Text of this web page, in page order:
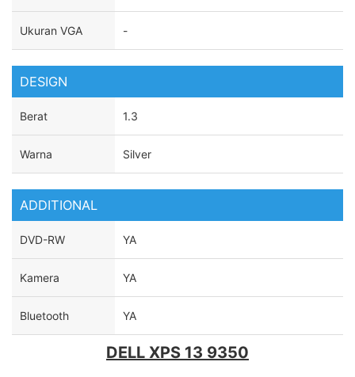
Ukuran VGA -
DESIGN
Berat 1.3
Warna Silver
ADDITIONAL
DVD-RW YA
Kamera YA
Bluetooth YA
DELL XPS 13 9350